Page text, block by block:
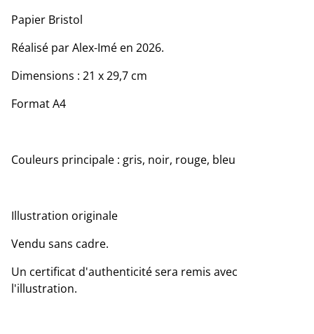
Papier Bristol
Réalisé par Alex-Imé en 2026.
Dimensions : 21 x 29,7 cm
Format A4
Couleurs principale : gris, noir, rouge, bleu
Illustration originale
Vendu sans cadre.
Un certificat d'authenticité sera remis avec
l'illustration.